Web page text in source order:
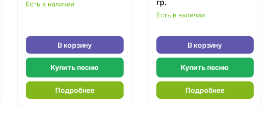
Есть в наличии
В корзину
Купить песню
Подробнее
гр.
Есть в наличии
В корзину
Купить песню
Подробнее